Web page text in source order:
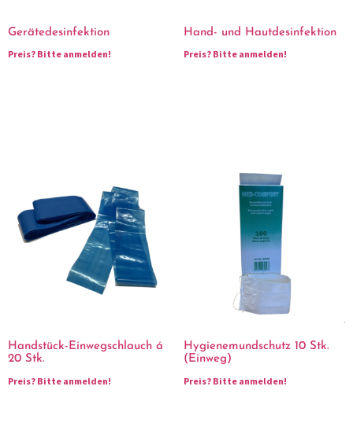
Gerätedesinfektion
Preis? Bitte anmelden!
Hand- und Hautdesinfektion
Preis? Bitte anmelden!
Handstück-Einwegschlauch á
20 Stk.
Preis? Bitte anmelden!
Hygienemundschutz 10 Stk.
(Einweg)
Preis? Bitte anmelden!